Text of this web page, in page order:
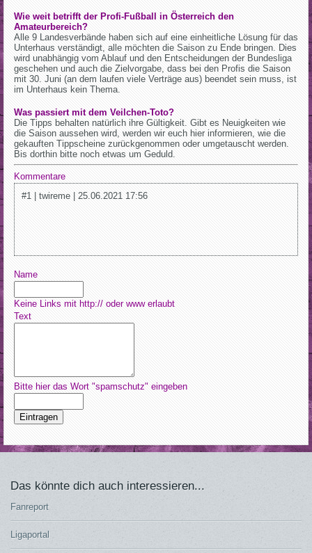
Wie weit betrifft der Profi-Fußball in Österreich den
Amateurbereich?
Alle 9 Landesverbände haben sich auf eine einheitliche Lösung für das
Unterhaus verständigt, alle möchten die Saison zu Ende bringen. Dies
wird unabhängig vom Ablauf und den Entscheidungen der Bundesliga
geschehen und auch die Zielvorgabe, dass bei den Profis die Saison
mit 30. Juni (an dem laufen viele Verträge aus) beendet sein muss, ist
im Unterhaus kein Thema.
Was passiert mit dem Veilchen-Toto?
Die Tipps behalten natürlich ihre Gültigkeit. Gibt es Neuigkeiten wie
die Saison aussehen wird, werden wir euch hier informieren, wie die
gekauften Tippscheine zurückgenommen oder umgetauscht werden.
Bis dorthin bitte noch etwas um Geduld.
Kommentare
#1 | twireme | 25.06.2021 17:56
Name
Keine Links mit http:// oder www erlaubt
Text
Bitte hier das Wort "spamschutz" eingeben
Eintragen
Das könnte dich auch interessieren...
Fanreport
Ligaportal